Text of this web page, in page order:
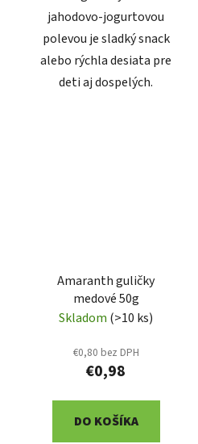
jahodovo‑jogurtovou
polevou je sladký snack
alebo rýchla desiata pre
deti aj dospelých.
Amaranth guličky
medové 50g
Skladom (>10 ks)
€0,80 bez DPH
€0,98
DO KOŠÍKA